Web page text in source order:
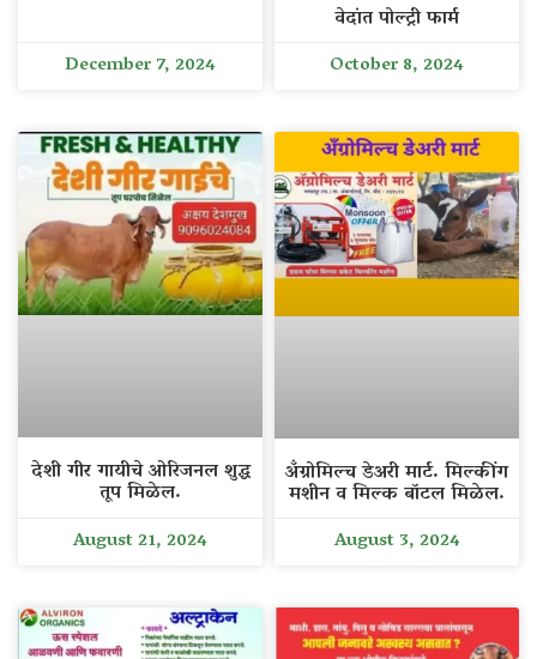
December 7, 2024
वेदांत पोल्ट्री फार्म
October 8, 2024
देशी गीर गायीचे ओरिजनल शुद्ध
तूप मिळेल.
August 21, 2024
अँग्रोमिल्च डेअरी मार्ट. मिल्कींग
मशीन व मिल्क बॉटल मिळेल.
August 3, 2024